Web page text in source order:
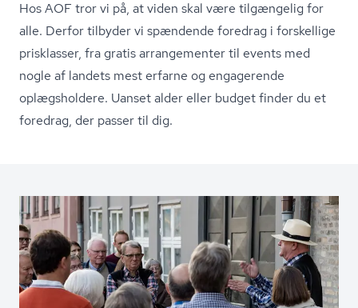
Hos AOF tror vi på, at viden skal være tilgængelig for
alle. Derfor tilbyder vi spændende foredrag i forskellige
prisklasser, fra gratis arrangementer til events med
nogle af landets mest erfarne og engagerende
oplægsholdere. Uanset alder eller budget finder du et
foredrag, der passer til dig.